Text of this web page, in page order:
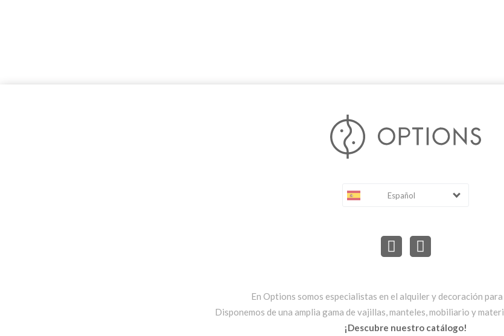
Español
En Options somos especialistas en el alquiler y decoración
Disponemos de una amplia gama de vajillas, manteles, mobiliario y
¡Descubre nuestro catálogo!